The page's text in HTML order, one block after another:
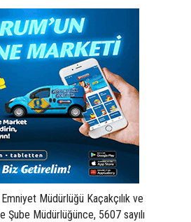
Müdürlüğü Kaçakçılık ve
Şube Müdürlüğünce, 5607 sayılı